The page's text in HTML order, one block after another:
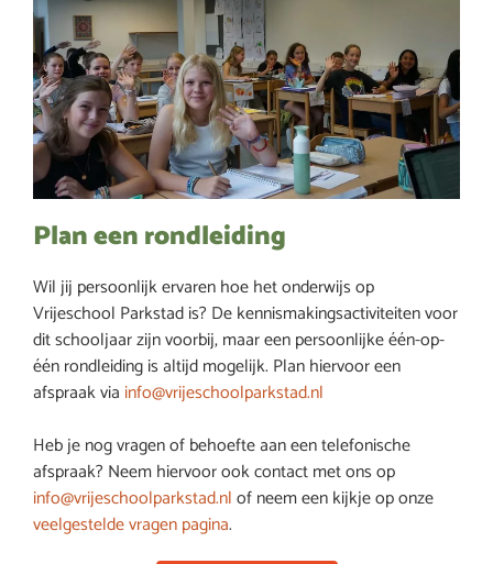
Plan een rondleiding
Wil jij persoonlijk ervaren hoe het onderwijs op
Vrijeschool Parkstad is? De kennismakingsactiviteiten voor
dit schooljaar zijn voorbij, maar een persoonlijke één-op-
één rondleiding is altijd mogelijk. Plan hiervoor een
afspraak via info@vrijeschoolparkstad.nl
Heb je nog vragen of behoefte aan een telefonische
afspraak? Neem hiervoor ook contact met ons op
info@vrijeschoolparkstad.nlof neem een kijkje op onze
veelgestelde vragen pagina.